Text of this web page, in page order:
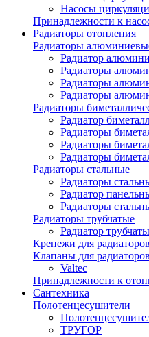
Насосы
Принадлежности к
Радиаторы отопления
Радиаторы
Радиатор
Радиаторы
Радиаторы
Радиаторы
Радиаторы
Радиатор
Радиаторы
Радиаторы
Радиаторы
Радиаторы стальные
Радиаторы
Радиатор
Радиаторы
Радиаторы трубчатые
Радиатор
Крепежи для радиаторов
Клапаны для радиаторов
Valtec
Принадлежности к
Сантехника
Полотенцесушители
ТРУГОР